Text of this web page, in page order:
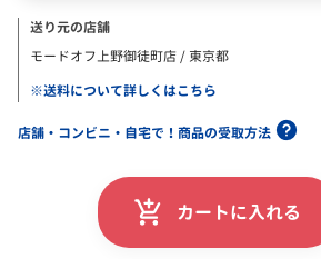
送り元の店舗
モードオフ上野御徒町店 / 東京都
※送料について詳しくはこちら
店舗・コンビニ・自宅で！商品の受取方法
カートに入れる